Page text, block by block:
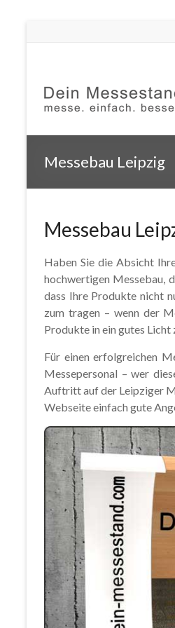
Messebau Leipzig
Messebau
Haben Sie die Absicht
hochwertigen Messebau,
dass Ihre Produkte nicht
zum tragen – wenn der
Produkte in ein gutes Licht
Für einen erfolgreichen
Messepersonal – wer
Auftritt auf der Leipziger
Webseite einfach gute